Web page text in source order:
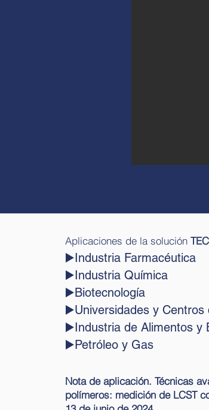
Aplicaciones de la solución
▶️Industria Farmacéutica
▶️Industria Química
▶️Biotecnología
▶️Universidades y Centros
▶️Industria de Alimentos y
▶️Petróleo y Gas
Nota de aplicación. Técnicas
polímeros: medición de LCST